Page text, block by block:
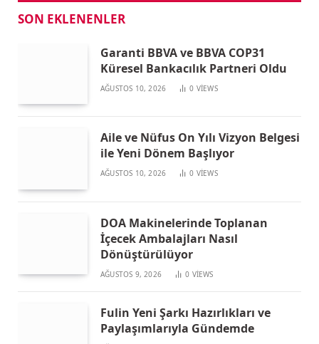
SON EKLENENLER
Garanti BBVA ve BBVA COP31
Küresel Bankacılık Partneri Oldu
AĞUSTOS 10, 2026 0 VIEWS
Aile ve Nüfus On Yılı Vizyon Belgesi
ile Yeni Dönem Başlıyor
AĞUSTOS 10, 2026 0 VIEWS
DOA Makinelerinde Toplanan
İçecek Ambalajları Nasıl
Dönüştürülüyor
AĞUSTOS 9, 2026 0 VIEWS
Fulin Yeni Şarkı Hazırlıkları ve
Paylaşımlarıyla Gündemde